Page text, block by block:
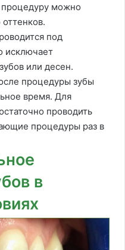
процедуру можно
под
исключает
или десен.
процедуры зубы
время. Для
проводить
процедуры раз в
в